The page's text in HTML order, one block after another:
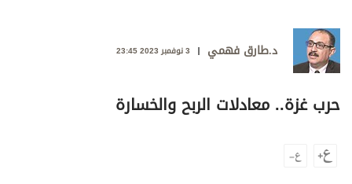
الترفيه
التعليم والمعرفة
الذكاء الاصطناعي
تغطيات
د.طارق فهمي 3 نوفمبر 2023 23:45
حرب غزة.. معادلات الربح والخسارة